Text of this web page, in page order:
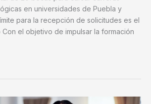
en universidades de Puebla y
para la recepción de solicitudes es el
Con el objetivo de impulsar la formación